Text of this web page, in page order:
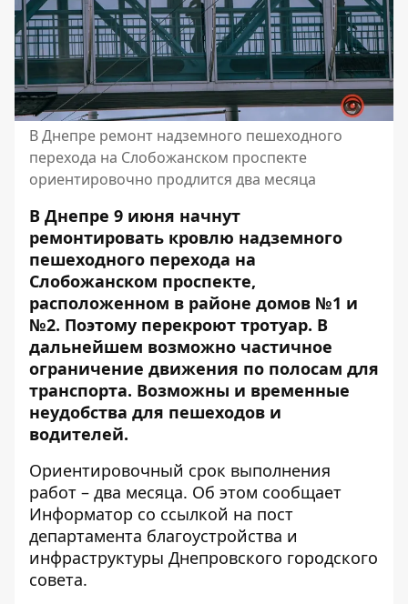
В Днепре ремонт надземного пешеходного
перехода на Слобожанском проспекте
ориентировочно продлится два месяца
В Днепре 9 июня начнут
ремонтировать кровлю надземного
пешеходного перехода на
Слобожанском проспекте,
расположенном в районе домов №1 и
№2. Поэтому перекроют тротуар. В
дальнейшем возможно частичное
ограничение движения по полосам для
транспорта. Возможны и временные
неудобства для пешеходов и
водителей.
Ориентировочный срок выполнения
работ – два месяца. Об этом сообщает
Информатор со ссылкой на пост
департамента благоустройства и
инфраструктуры Днепровского городского
совета.